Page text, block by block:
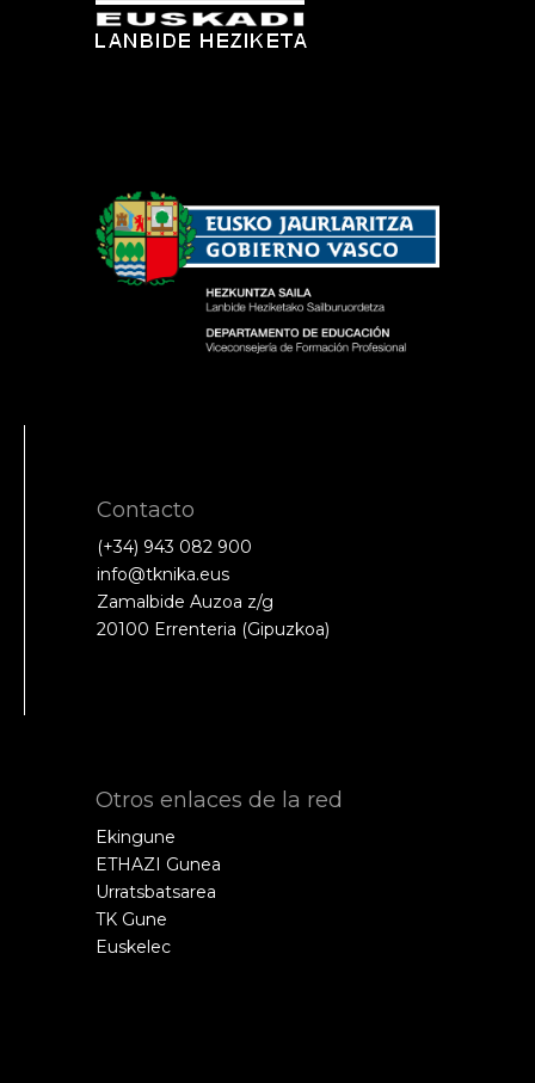
Contacto
(+34) 943 082 900
info@tknika.eus
Zamalbide Auzoa z/g
20100 Errenteria (Gipuzkoa)
Otros enlaces de la red
Ekingune
ETHAZI Gunea
Urratsbatsarea
TK Gune
Euskelec